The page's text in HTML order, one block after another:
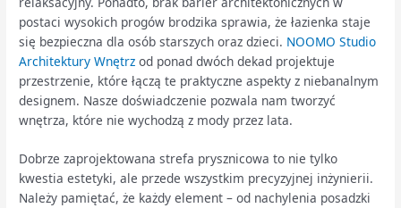
postaci wysokich progów brodzika sprawia, że łazienka staje
się bezpieczna dla osób starszych oraz dzieci. NOOMO Studio
Architektury Wnętrz od ponad dwóch dekad projektuje
przestrzenie, które łączą te praktyczne aspekty z niebanalnym
designem. Nasze doświadczenie pozwala nam tworzyć
wnętrza, które nie wychodzą z mody przez lata.
Dobrze zaprojektowana strefa prysznicowa to nie tylko
kwestia estetyki, ale przede wszystkim precyzyjnej inżynierii.
Należy pamiętać, że każdy element – od nachylenia posadzki